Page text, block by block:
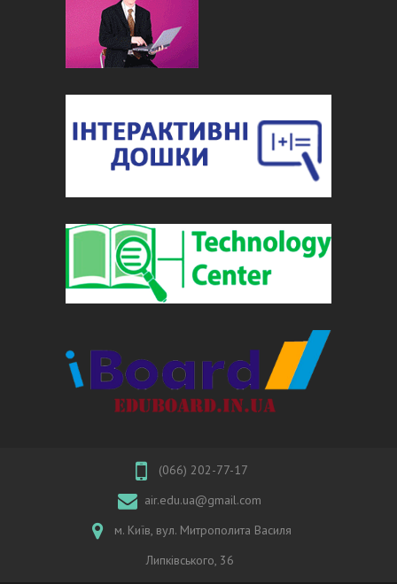
(066) 202-77-17
air.edu.ua@gmail.com
м. Київ, вул. Митрополита Василя
Липківського, 36